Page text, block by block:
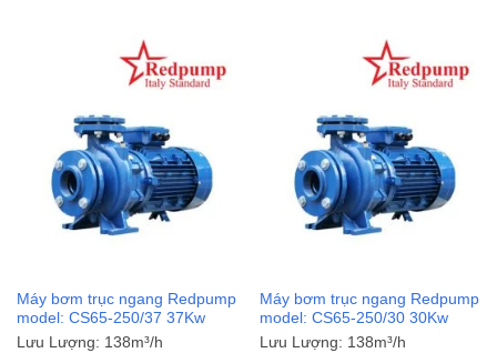
Máy bơm trục ngang Redpump
model: CS65-250/37 37Kw
Lưu Lượng: 138m³/h
Máy bơm trục ngang Redpump
model: CS65-250/30 30Kw
Lưu Lượng: 138m³/h